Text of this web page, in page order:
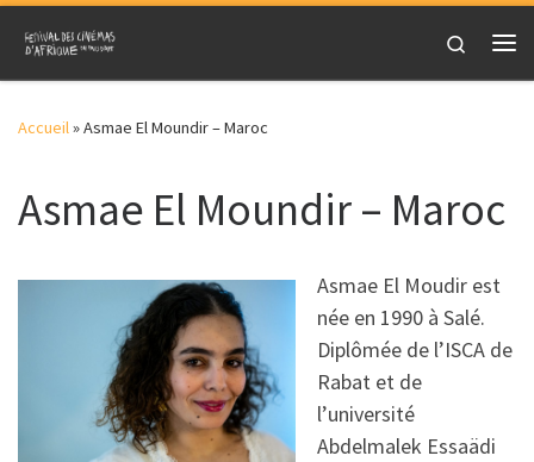
Skip to content
Search
Accueil»Asmae El Moundir – Maroc
Asmae El Moundir – Maroc
Asmae El Moudir est
née en 1990 à Salé.
Diplômée de l’ISCA de
Rabat et de
l’université
Abdelmalek Essaädi